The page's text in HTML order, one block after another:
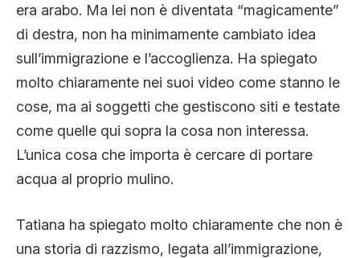
era arabo. Ma lei non è diventata “magicamente”
di destra, non ha minimamente cambiato idea
sull’immigrazione e l’accoglienza. Ha spiegato
molto chiaramente nei suoi video come stanno le
cose, ma ai soggetti che gestiscono siti e testate
come quelle qui sopra la cosa non interessa.
L’unica cosa che importa è cercare di portare
acqua al proprio mulino.
Tatiana ha spiegato molto chiaramente che non è
una storia di razzismo, legata all’immigrazione,